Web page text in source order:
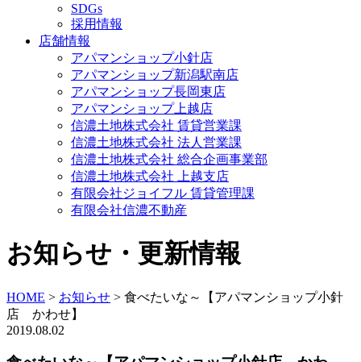
SDGs
採用情報
店舗情報
アパマンショップ小針店
アパマンショップ新潟駅南店
アパマンショップ長岡東店
アパマンショップ上越店
信濃土地株式会社 賃貸営業課
信濃土地株式会社 法人営業課
信濃土地株式会社 総合企画事業部
信濃土地株式会社 上越支店
有限会社ジョイフル 賃貸管理課
有限会社信濃不動産
お知らせ・更新情報
HOME > お知らせ > 食べたいな～【アパマンショップ小針
店 かわせ】
2019.08.02